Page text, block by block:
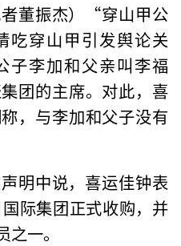
董振杰）“穿山甲公
穿山甲引发舆论关
子李加和父亲叫李福
团的主席。对此，喜
，与李加和父子没有
明中说，喜运佳钟表
际集团正式收购，并
一。